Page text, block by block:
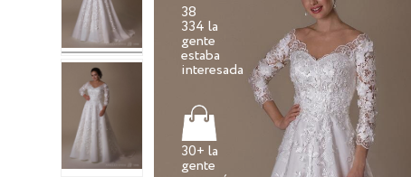
38
334 la
gente
estaba
30+ la
gente